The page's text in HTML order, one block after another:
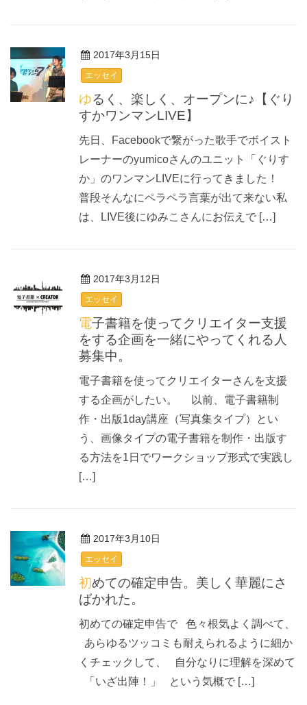
2017年3月15日
エッセイ
ゆるく、楽しく、オープンに♪【ぐり
すかワンマンLIVE】
先日、Facebookで繋がった歌手でボイスト
レーナーのyumicoさんのユニット「ぐりす
か」のワンマンLIVEに行ってきました！
普段そんなにペラペラ言葉が出て来ない私
は、LIVE後にゆみこさんにお伝えで […]
2017年3月12日
エッセイ
電子書籍を使ってクリエイター支援
をする企画を一緒にやってくれる人
募集中。
電子書籍を使ってクリエイターさんを支援
する企画がしたい。 以前、電子書籍制
作・出版1day講座（写真集タイプ）とい
う、画像タイプの電子書籍を制作・出版す
る方法を1日でワークショップ形式で実践し
[…]
2017年3月10日
エッセイ
初めての確定申告。美しく華麗にさ
ばかれた。
初めての確定申告で 色々根気よく調べて、
あらゆるツッコミも耐えられるように細か
くチェックして、 自分なりに理解を深めて
「いざ出陣！」 という気概で […]